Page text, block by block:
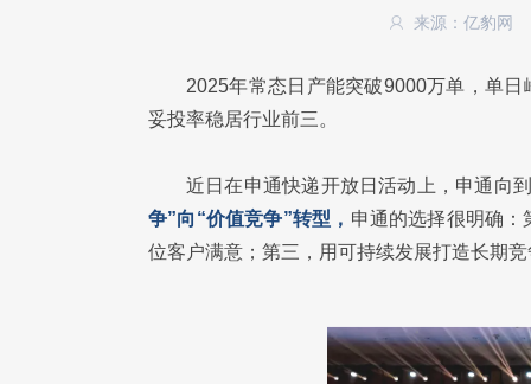
来源：亿豹网
2025年常态日产能突破9000万单，单
妥投率稳居行业前三。
近日在申通快递开放日活动上，申通向
争”向“价值竞争”转型， 申通的选择很明确
位客户满意；第三，用可持续发展打造长期